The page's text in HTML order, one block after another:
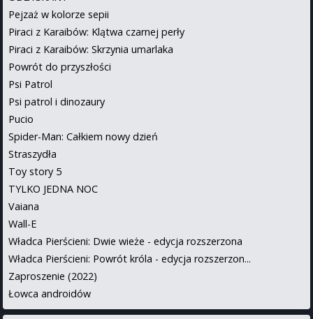
Pejzaż w kolorze sepii
Piraci z Karaibów: Klątwa czarnej perły
Piraci z Karaibów: Skrzynia umarlaka
Powrót do przyszłości
Psi Patrol
Psi patrol i dinozaury
Pucio
Spider-Man: Całkiem nowy dzień
Straszydła
Toy story 5
TYLKO JEDNA NOC
Vaiana
Wall-E
Władca Pierścieni: Dwie wieże - edycja rozszerzona
Władca Pierścieni: Powrót króla - edycja rozszerzon...
Zaproszenie (2022)
Łowca androidów